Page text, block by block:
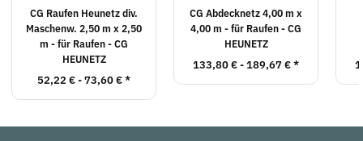
CG Raufen Heunetz div.
Maschenw. 2,50 m x 2,50
m - für Raufen - CG
HEUNETZ
52,22 € -73,60 €*
CG Abdecknetz 4,00 m x
4,00 m - für Raufen - CG
HEUNETZ
133,80 € -189,67 €*